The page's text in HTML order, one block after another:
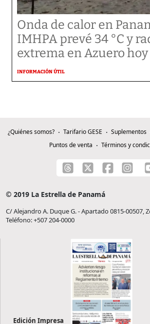
Onda de calor en
IMHPA prevé 34 °C y
extrema en Azuero hoy
INFORMACIÓN ÚTIL
¿Quiénes somos? Tarifario GESE Suplementos
Puntos de venta
Términos y
© 2019 La Estrella de Panamá
C/ Alejandro A. Duque G. - Apartado 0815-00507,
Teléfono: +507 204-0000
Edición Impresa